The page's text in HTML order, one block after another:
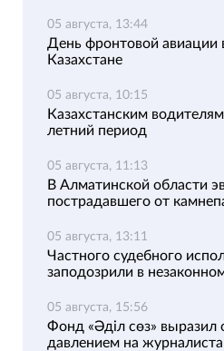
05 августа, 13:44
День фронтовой авиации
Казахстане
05 августа, 10:15
Казахстанским
летний период
05 августа, 11:13
В Алматинской области
пострадавшего от
05 августа, 13:11
Частного судебного
заподозрили в
05 августа, 15:56
Фонд «Әділ сөз» выразил
давлением на